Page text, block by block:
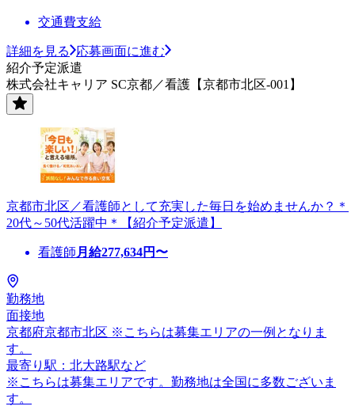
交通費支給
詳細を見る
応募画面に進む
紹介予定派遣
株式会社キャリア SC京都／看護【京都市北区-001】
京都市北区／看護師として充実した毎日を始めませんか？＊
20代～50代活躍中＊【紹介予定派遣】
看護師 月給277,634円〜
勤務地
面接地
京都府京都市北区 ※こちらは募集エリアの一例となりま
す。
最寄り駅：北大路駅など
※こちらは募集エリアです。勤務地は全国に多数ございま
す。